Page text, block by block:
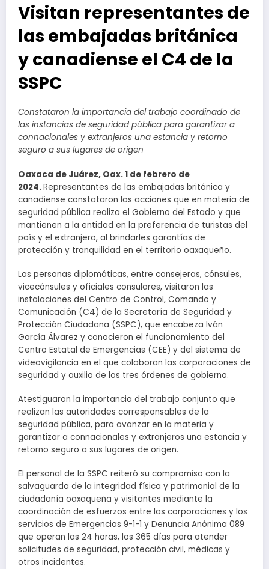
Visitan representantes de
las embajadas británica
y canadiense el C4 de la
SSPC
Constataron la importancia del trabajo coordinado de
las instancias de seguridad pública para garantizar a
connacionales y extranjeros una estancia y retorno
seguro a sus lugares de origen
Oaxaca de Juárez, Oax. 1 de febrero de
2024.Representantes de las embajadas británica y
canadiense constataron las acciones que en materia de
seguridad pública realiza el Gobierno del Estado y que
mantienen a la entidad en la preferencia de turistas del
país y el extranjero, al brindarles garantías de
protección y tranquilidad en el territorio oaxaqueño.
Las personas diplomáticas, entre consejeras, cónsules,
vicecónsules y oficiales consulares, visitaron las
instalaciones del Centro de Control, Comando y
Comunicación (C4) de la Secretaría de Seguridad y
Protección Ciudadana (SSPC), que encabeza Iván
García Álvarez y conocieron el funcionamiento del
Centro Estatal de Emergencias (CEE) y del sistema de
videovigilancia en el que colaboran las corporaciones de
seguridad y auxilio de los tres órdenes de gobierno.
Atestiguaron la importancia del trabajo conjunto que
realizan las autoridades corresponsables de la
seguridad pública, para avanzar en la materia y
garantizar a connacionales y extranjeros una estancia y
retorno seguro a sus lugares de origen.
El personal de la SSPC reiteró su compromiso con la
salvaguarda de la integridad física y patrimonial de la
ciudadanía oaxaqueña y visitantes mediante la
coordinación de esfuerzos entre las corporaciones y los
servicios de Emergencias 9-1-1 y Denuncia Anónima 089
que operan las 24 horas, los 365 días para atender
solicitudes de seguridad, protección civil, médicas y
otros incidentes.